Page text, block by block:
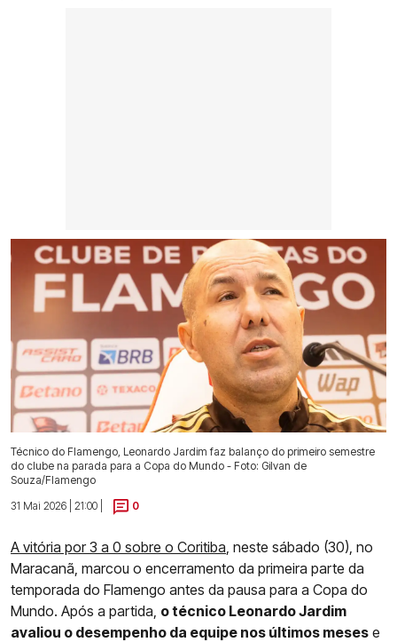
Técnico do Flamengo, Leonardo Jardim faz balanço do primeiro semestre
do clube na parada para a Copa do Mundo - Foto: Gilvan de
Souza/Flamengo
31 Mai 2026 | 21:00 |
0
A vitória por 3 a 0 sobre o Coritiba , neste sábado (30), no
Maracanã, marcou o encerramento da primeira parte da
temporada do Flamengo antes da pausa para a Copa do
Mundo. Após a partida, o técnico Leonardo Jardim
avaliou o desempenho da equipe nos últimos meses e